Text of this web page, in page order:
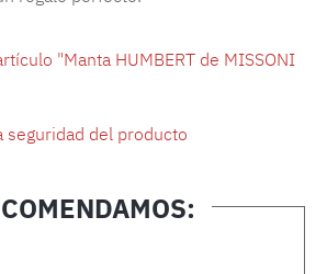
"Manta HUMBERT de MISSONI
seguridad del producto